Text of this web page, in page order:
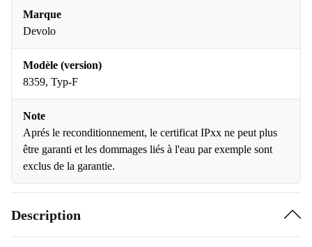
Marque
Devolo
Modèle (version)
8359, Typ-F
Note
Aprés le reconditionnement, le certificat IPxx ne peut plus
être garanti et les dommages liés à l'eau par exemple sont
exclus de la garantie.
Description